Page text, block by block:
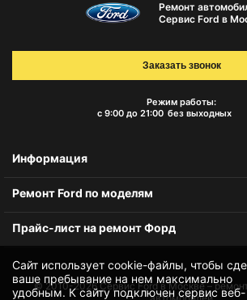
Сайт использует cookie-файлы, чтобы
ваше пребывание на нем максимально
удобным. К cайту подключен сервис веб-
Ремонт
Сервис Ford в
Режим работы:
с 9:00 до 21:00 без выходных
Заказать звонок
Информация
Ремонт Ford по моделям
Прайс-лист на ремонт Форд
© 2010-2026Сервис Ford в Москве –